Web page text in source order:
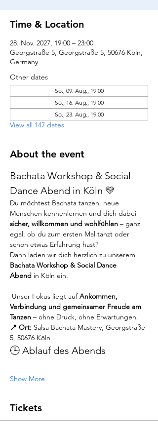
Time & Location
28. Nov. 2027, 19:00 – 23:00
Georgstraße 5, Georgstraße 5, 50676 Köln,
Germany
Other dates
So., 09. Aug., 19:00
So., 16. Aug., 19:00
So., 23. Aug., 19:00
View all 147 dates
About the event
Bachata Workshop & Social
Dance Abend in Köln 💛
Du möchtest Bachata tanzen, neue
Menschen kennenlernen und dich dabei
sicher, willkommen und wohlfühlen – ganz
egal, ob du zum ersten Mal tanzt oder
schon etwas Erfahrung hast?
Dann laden wir dich herzlich zu unserem
Bachata Workshop & Social Dance
Abend in Köln ein.
Unser Fokus liegt auf Ankommen,
Verbindung und gemeinsamer Freude am
Tanzen – ohne Druck, ohne Erwartungen.
📍 Ort: Salsa Bachata Mastery, Georgstraße
5, 50676 Köln
🕒 Ablauf des Abends
Show More
Tickets